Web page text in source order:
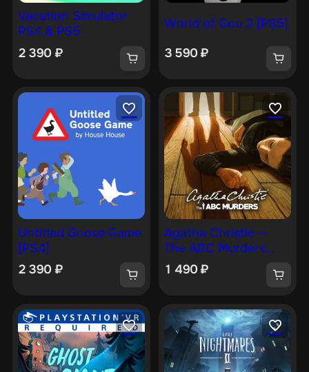
Vacation Simulator
PS4 & PS5
2 390 ₽
World of Goo 2 [PS5]
3 590₽
Untitled Goose Game
[PS4]
2 390 ₽
Agatha Christie —
The ABC Murders
[PS4]
1 490₽